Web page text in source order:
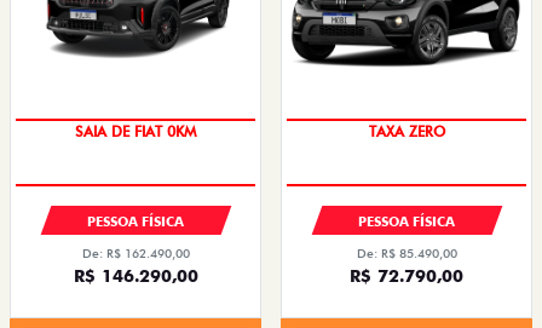
PESSOA FÍSICA
De: R$ 162.490,00
R$ 146.290,00
PREÇO IMPERDÍVEL
PESSOA FÍSICA
De: R$ 85.490,00
R$ 72.790,00